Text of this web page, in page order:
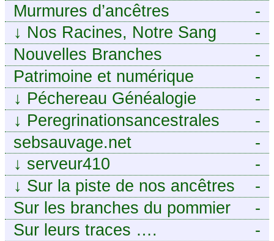
-
Murmures d’ancêtres
-
↓ Nos Racines, Notre Sang
-
Nouvelles Branches
-
Patrimoine et numérique
-
↓ Péchereau Généalogie
-
↓ Peregrinationsancestrales
-
sebsauvage.net
-
↓ serveur410
-
↓ Sur la piste de nos ancêtres
en Périgord.
-
Sur les branches du pommier
-
Sur leurs traces ….